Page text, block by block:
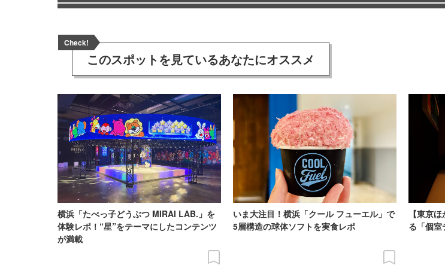
Check!
このスポットを見ているあなたにオススメ
横浜「たべっ子どうぶつ MIRAI LAB.」を
体験レポ！“星”をテーマにしたコンテンツ
が満載
いま大注目！横浜「クール フューエル」で
5層構造の球体ソフトを実食レポ
【東京
る「個